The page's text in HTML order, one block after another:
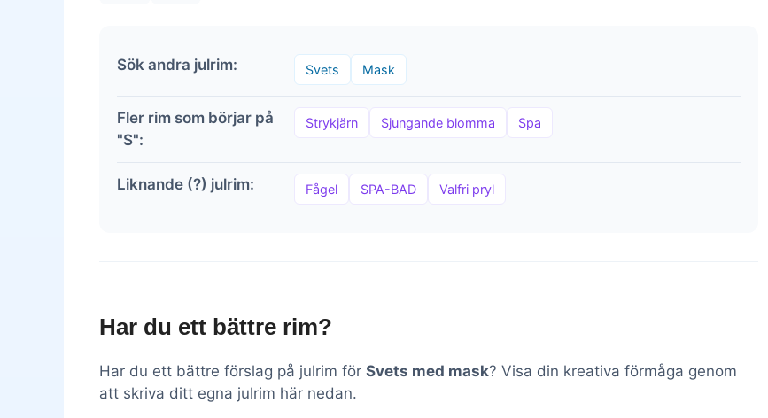
Sök andra julrim: Svets Mask
Fler rim som börjar på
"S":
Strykjärn Sjungande blomma Spa
Liknande (?) julrim: Fågel SPA-BAD Valfri pryl
Har du ett bättre rim?
Har du ett bättre förslag på julrim för Svets med mask? Visa din kreativa förmåga genom
att skriva ditt egna julrim här nedan.